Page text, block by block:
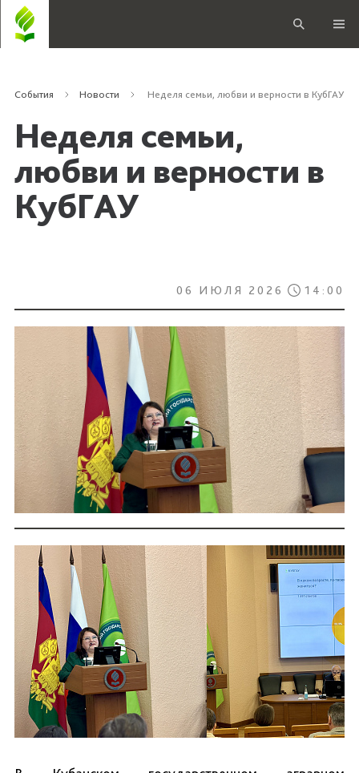
События Новости Неделя семьи, любви и верности в КубГАУ
Неделя семьи,
любви и верности в
КубГАУ
06 ИЮЛЯ 2026 14:00